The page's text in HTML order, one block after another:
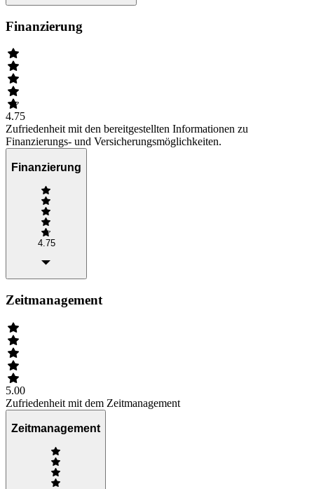
Finanzierung
4.75
Zufriedenheit mit den bereitgestellten Informationen zu
Finanzierungs- und Versicherungsmöglichkeiten.
Finanzierung
4.75
Zeitmanagement
5.00
Zufriedenheit mit dem Zeitmanagement
Zeitmanagement